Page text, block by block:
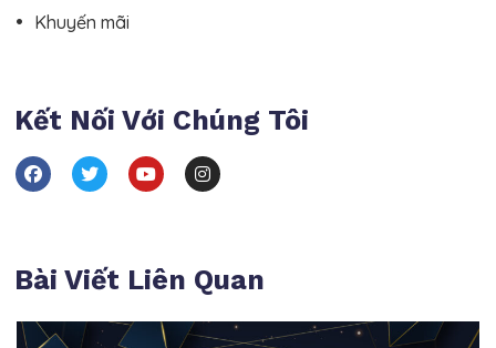
Khuyến mãi
Kết Nối Với Chúng Tôi
Bài Viết Liên Quan